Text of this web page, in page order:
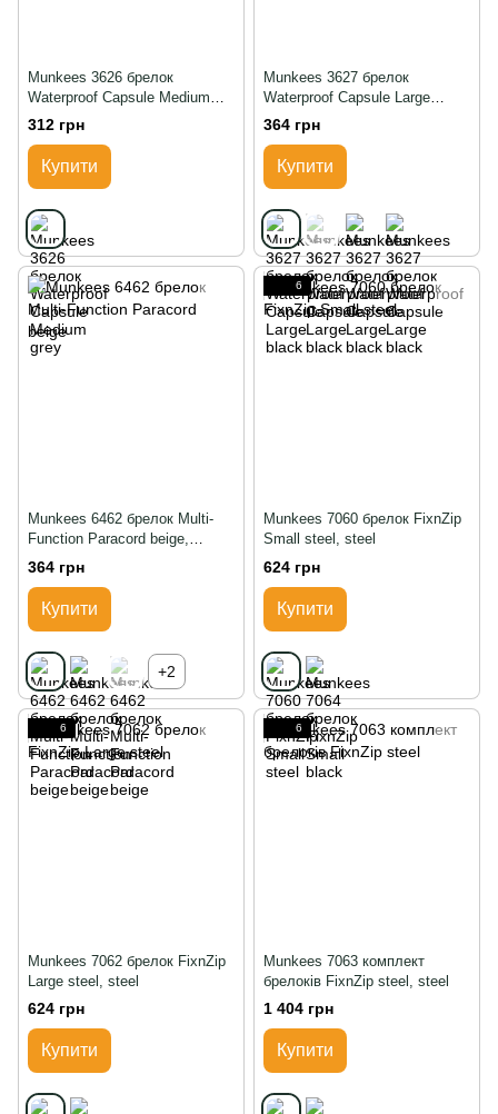
Munkees 3626 брелок
Waterproof Capsule Medium
grey, Grey
312 грн
Купити
Munkees 3627 брелок
Waterproof Capsule Large
black, Чорний
364 грн
Купити
Munkees 6462 брелок Multi-
Function Paracord beige,
Бежевий
364 грн
Купити
+2
6
Munkees 7060 брелок FixnZip
Small steel, steel
624 грн
Купити
6
Munkees 7062 брелок FixnZip
Large steel, steel
624 грн
Купити
6
Munkees 7063 комплект
брелоків FixnZip steel, steel
1 404 грн
Купити